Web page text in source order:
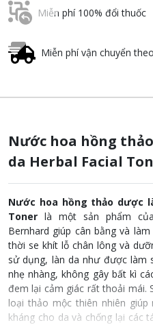
Miễn phí 100% đổi thuốc
Miễn phí vận chuyển
Nước hoa hồng
da Herbal Facial
Nước hoa hồng thảo dược
Toner là một sản phẩm
Bernhard giúp cân bằng và
thời se khít lỗ chân lông và
sử dụng, làn da như được làm
nhẹ nhàng, không gây bất kì
đem lại cảm giác rất thoải mái.
loại thảo mộc thiên nhiên
kháng cho da và chống lại các